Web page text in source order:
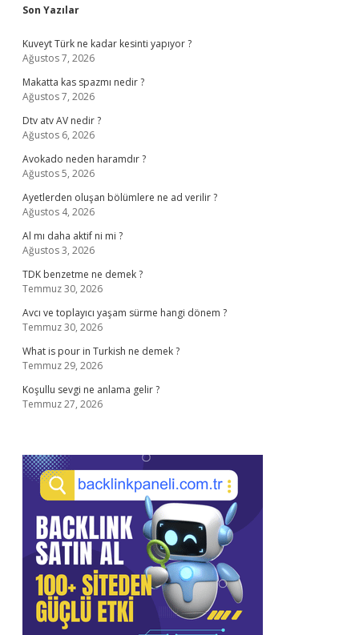
Sidebar
Son Yazılar
Kuveyt Türk ne kadar kesinti yapıyor ?
Ağustos 7, 2026
Makatta kas spazmı nedir ?
Ağustos 7, 2026
Dtv atv AV nedir ?
Ağustos 6, 2026
Avokado neden haramdır ?
Ağustos 5, 2026
Ayetlerden oluşan bölümlere ne ad verilir ?
Ağustos 4, 2026
Al mı daha aktif ni mi ?
Ağustos 3, 2026
TDK benzetme ne demek ?
Temmuz 30, 2026
Avcı ve toplayıcı yaşam sürme hangi dönem ?
Temmuz 30, 2026
What is pour in Turkish ne demek ?
Temmuz 29, 2026
Koşullu sevgi ne anlama gelir ?
Temmuz 27, 2026